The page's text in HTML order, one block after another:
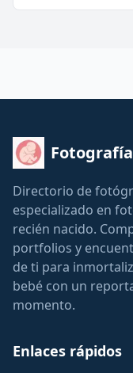
Directorio de
especializado en
recién nacido.
portfolios y
de ti para
bebé con un
momento.
Enlaces rápidos